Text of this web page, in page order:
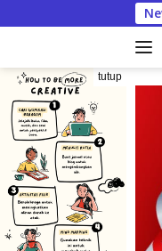
ke
EMAS untuk Perkuat
tutup